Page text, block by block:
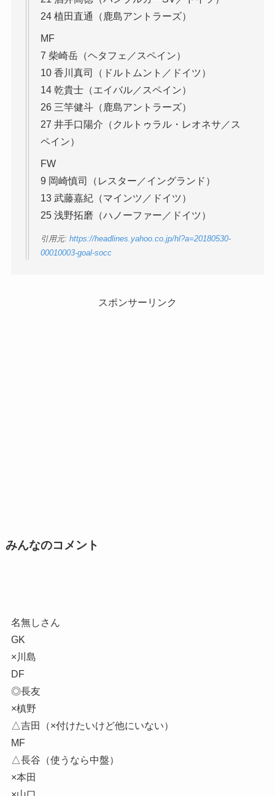
24 植田直通（鹿島アントラーズ）
MF
7 柴崎岳（ヘタフェ／スペイン）
10 香川真司（ドルトムント／ドイツ）
14 乾貴士（エイバル／スペイン）
26 三竿健斗（鹿島アントラーズ）
27 井手口陽介（クルトゥラル・レオネサ／ス
ペイン）
FW
9 岡崎慎司（レスター／イングランド）
13 武藤嘉紀（マインツ／ドイツ）
25 浅野拓磨（ハノーファー／ドイツ）
引用元: https://headlines.yahoo.co.jp/hl?a=20180530-
00010003-goal-socc
スポンサーリンク
みんなのコメント
名無しさん
GK
×川島
DF
◎長友
×槙野
△吉田（×付けたいけど他にいない）
MF
△長谷（使うなら中盤）
×本田